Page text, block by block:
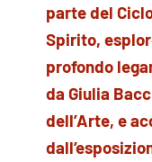
parte del
Spirito,
profondo
da Giulia
dell’Arte, e